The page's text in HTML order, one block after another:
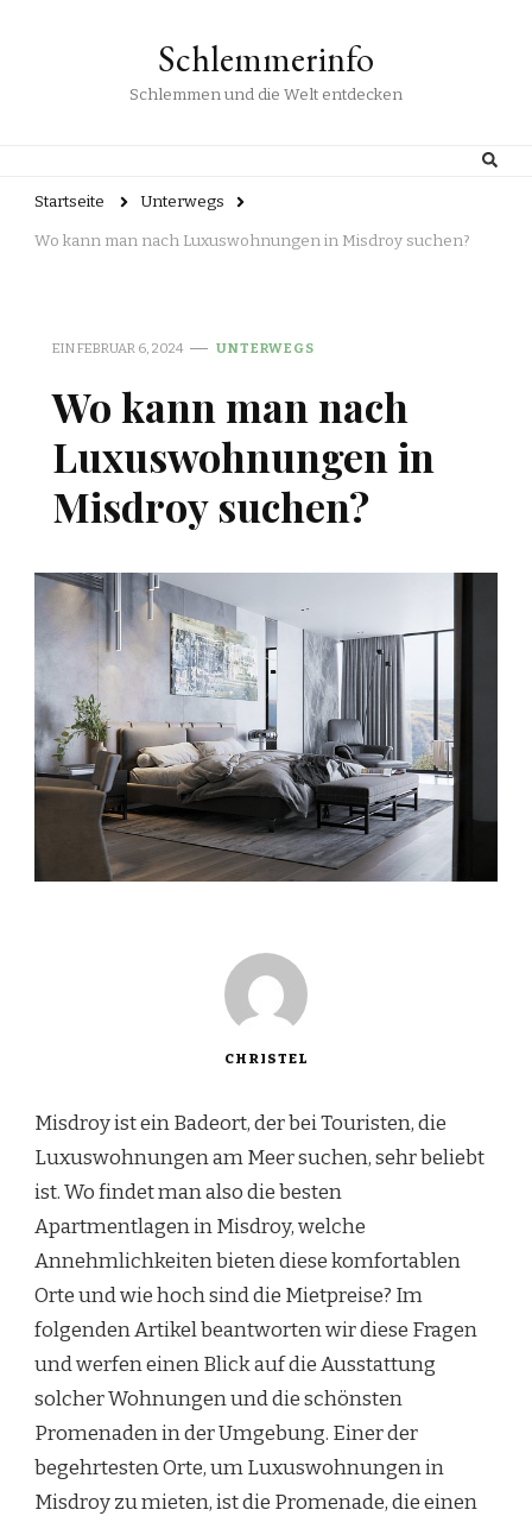
Schlemmerinfo
Schlemmen und die Welt entdecken
Startseite Unterwegs
Wo kann man nach Luxuswohnungen in Misdroy suchen?
EINFEBRUAR 6, 2024 UNTERWEGS
Wo kann man nach
Luxuswohnungen in
Misdroy suchen?
CHRISTEL
Misdroy ist ein Badeort, der bei Touristen, die
Luxuswohnungen am Meer suchen, sehr beliebt
ist. Wo findet man also die besten
Apartmentlagen in Misdroy, welche
Annehmlichkeiten bieten diese komfortablen
Orte und wie hoch sind die Mietpreise? Im
folgenden Artikel beantworten wir diese Fragen
und werfen einen Blick auf die Ausstattung
solcher Wohnungen und die schönsten
Promenaden in der Umgebung. Einer der
begehrtesten Orte, um Luxuswohnungen in
Misdroy zu mieten, ist die Promenade, die einen